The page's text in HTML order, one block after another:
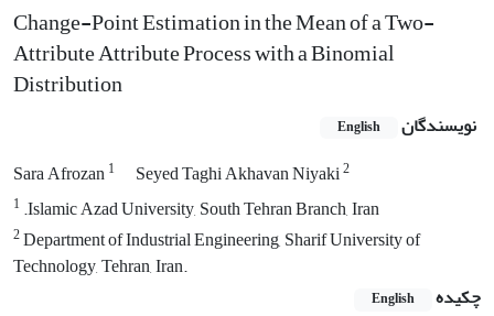
Change-Point Estimation in the Mean of a Two-
Attribute Attribute Process with a Binomial
Distribution
نویسندگان English
Sara Afrozan1 Seyed Taghi Akhavan Niyaki2
1 .Islamic Azad University, South Tehran Branch, Iran
2Department of Industrial Engineering, Sharif University of
Technology, Tehran, Iran.
چکیده
English